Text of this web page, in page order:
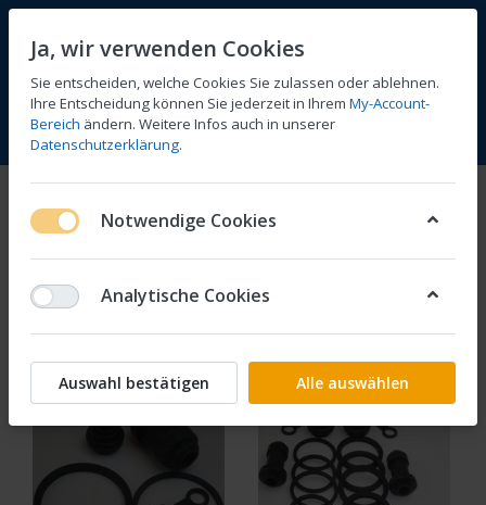
Menü Anmelden Vergleichen Wunschliste
Bremsenteile
Filtern Sortieren
Ja, wir verwenden Cookies
Sie entscheiden, welche Cookies Sie zulassen oder ablehnen.
Ihre Entscheidung können Sie jederzeit in Ihrem My-Account-
Bereich ändern. Weitere Infos auch in unserer
Datenschutzerklärung.
Notwendige Cookies
Analytische Cookies
Auswahl bestätigen Alle auswählen